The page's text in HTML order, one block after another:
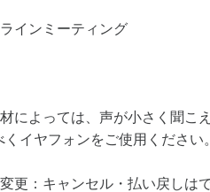
インミーティング
によっては、声が小さく聞こ
イヤフォンをご使用ください。
更：キャンセル・払い戻しは